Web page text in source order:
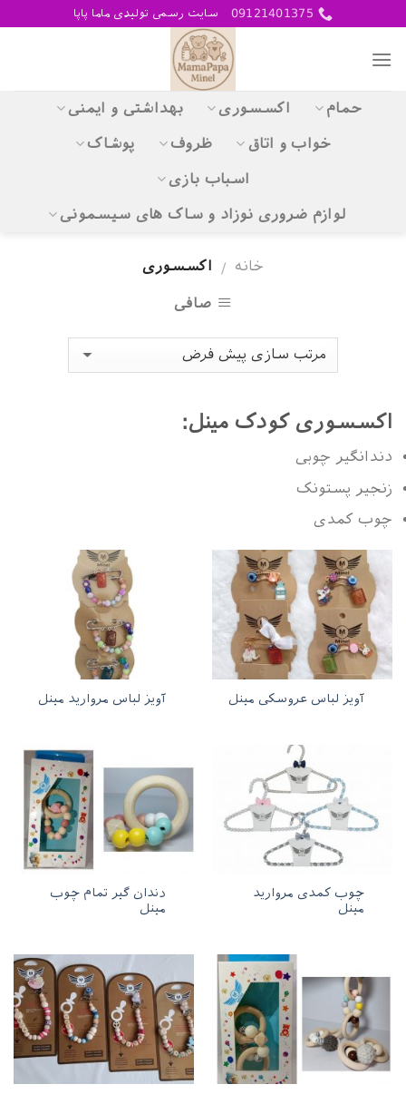
content
09121401375 سایت رسمی تولیدی ماما پاپا
حمام اکسسوری بهداشتی و ایمنی
خواب و اتاق ظروف پوشاک
اسباب بازی
لوازم ضروری نوزاد و ساک های سیسمونی
خانه / اکسسوری
صافی
اکسسوری کودک مینل:
دندانگیر چوبی
زنجیر پستونک
چوب کمدی
آویز لباس عروسکی مینل آویز لباس مروارید مینل
چوب کمدی مروارید
مینل
دندان گیر تمام چوب
مینل